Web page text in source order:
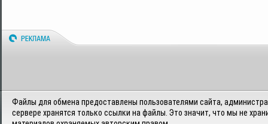
Файлы для обмена предоставлены пользователями сайта,
сервере хранятся только ссылки на файлы. Это значит, что мы не